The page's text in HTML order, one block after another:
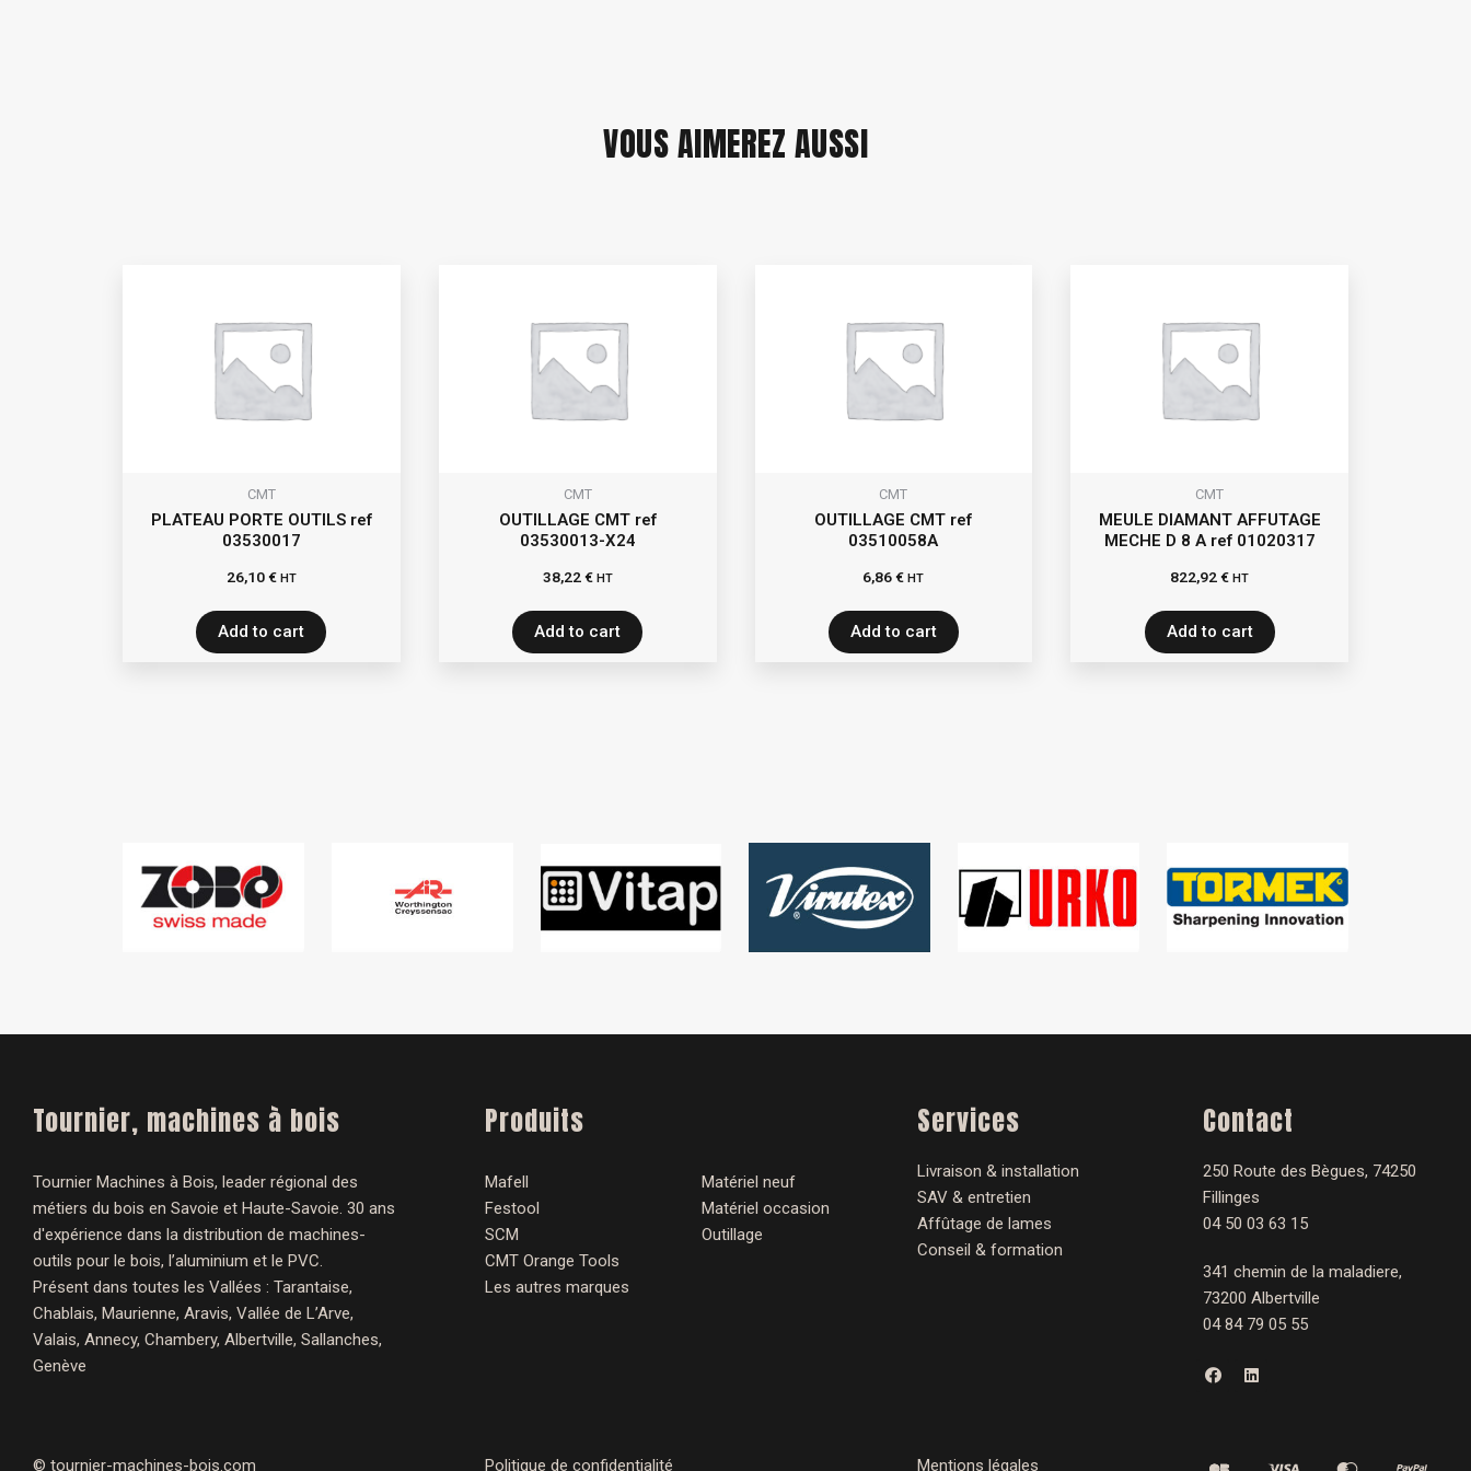
VOUS AIMEREZ AUSSI
CMT
PLATEAU PORTE OUTILS ref
03530017
26,10€ HT
Add to cart
CMT
OUTILLAGE CMT ref
03530013-X24
38,22€ HT
Add to cart
CMT
OUTILLAGE CMT ref
03510058A
6,86€ HT
Add to cart
CMT
MEULE DIAMANT AFFUTAGE
MECHE D 8 A ref 01020317
822,92€ HT
Add to cart
Tournier, machines à bois
Tournier Machines à Bois, leader régional des
métiers du bois en Savoie et Haute-Savoie. 30 ans
d'expérience dans la distribution de machines-
outils pour le bois, l’aluminium et le PVC.
Présent dans toutes les Vallées : Tarantaise,
Chablais, Maurienne, Aravis, Vallée de L’Arve,
Valais, Annecy, Chambery, Albertville, Sallanches,
Genève
Produits
Mafell
Festool
SCM
CMT Orange Tools
Les autres marques
Matériel neuf
Matériel occasion
Outillage
Services
Livraison & installation
SAV & entretien
Affûtage de lames
Conseil & formation
Contact
250 Route des Bègues, 74250
Fillinges
04 50 03 63 15
341 chemin de la maladiere,
73200 Albertville
04 84 79 05 55
F
a
o
L
i
© tournier-machines-bois.com Politique de confidentialité Mentions légales